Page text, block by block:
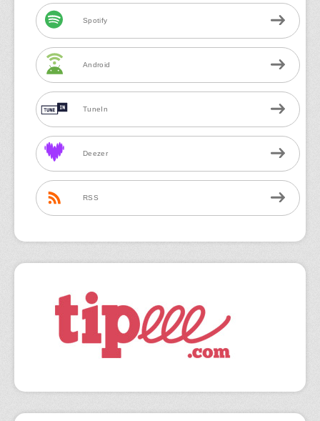
Spotify
Android
TuneIn
Deezer
RSS